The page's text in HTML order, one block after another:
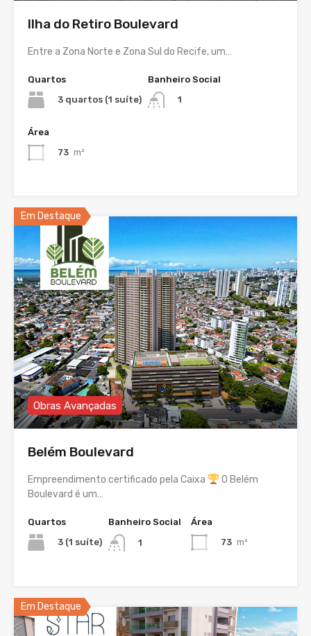
Ilha do Retiro Boulevard
Entre a Zona Norte e Zona Sul do Recife, um…
Quartos
3 quartos (1 suíte)
Banheiro Social
1
Área
73 m²
Em Destaque
Obras Avançadas
Belém Boulevard
Empreendimento certificado pela Caixa
O Belém
Boulevard é um…
Quartos
3 (1 suíte)
Banheiro Social
1
Área
73 m²
Em Destaque